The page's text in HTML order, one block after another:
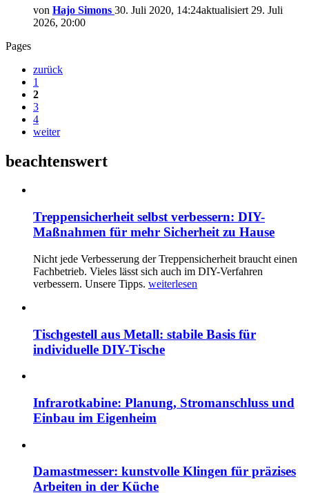
von Hajo Simons 30. Juli 2020, 14:24aktualisiert 29. Juli
2026, 20:00
Pages
zurück
1
2
3
4
weiter
beachtenswert
Treppensicherheit selbst verbessern: DIY-
Maßnahmen für mehr Sicherheit zu Hause
Nicht jede Verbesserung der Treppensicherheit braucht einen
Fachbetrieb. Vieles lässt sich auch im DIY-Verfahren
verbessern. Unsere Tipps. weiterlesen
Tischgestell aus Metall: stabile Basis für
individuelle DIY-Tische
Infrarotkabine: Planung, Stromanschluss und
Einbau im Eigenheim
Damastmesser: kunstvolle Klingen für präzises
Arbeiten in der Küche